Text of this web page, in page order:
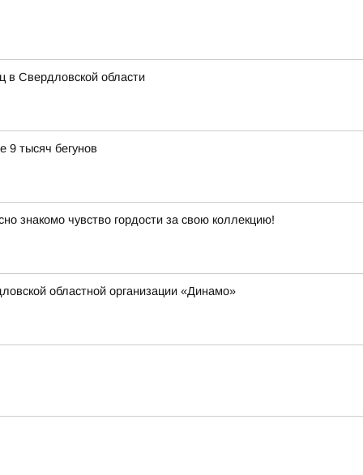
в Свердловской области
9 тысяч бегунов
знакомо чувство гордости за свою коллекцию!
областной организации «Динамо»